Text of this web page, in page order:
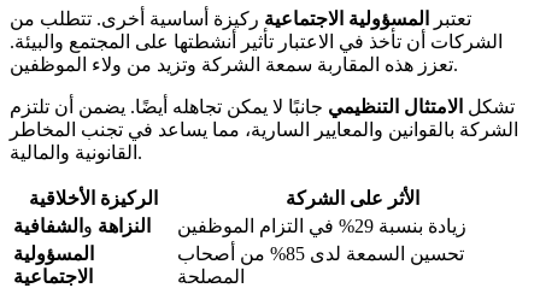
تعتبر المسؤولية الاجتماعية ركيزة أساسية أخرى. تتطلب من
الشركات أن تأخذ في الاعتبار تأثير أنشطتها على المجتمع والبيئة.
تعزز هذه المقاربة سمعة الشركة وتزيد من ولاء الموظفين.
تشكل الامتثال التنظيمي جانبًا لا يمكن تجاهله أيضًا. يضمن أن تلتزم
الشركة بالقوانين والمعايير السارية، مما يساعد في تجنب المخاطر
القانونية والمالية.
الركيزة الأخلاقية
الأثر على الشركة
النزاهة و الشفافية
زيادة بنسبة 29% في التزام الموظفين
المسؤولية
الاجتماعية
تحسين السمعة لدى 85% من أصحاب
المصلحة